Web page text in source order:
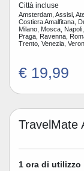
Città incluse
Amsterdam, Assisi,
Costiera Amalfitana,
Milano, Mosca,
Praga, Ravenna,
Trento, Venezia,
€ 19,99
TravelMate
1 ora di utilizzo